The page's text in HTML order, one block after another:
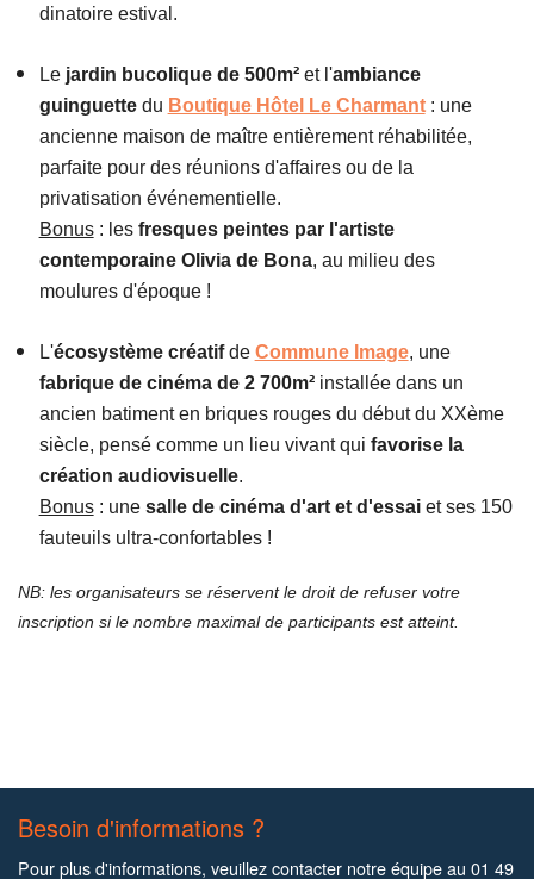
dinatoire estival.
Le jardin bucolique de 500m²et l'ambiance
guinguettedu Boutique Hôtel Le Charmant: une
ancienne maison de maître entièrement réhabilitée,
parfaite pour des réunions d'affaires ou de la
privatisation événementielle.
Bonus: les fresques peintes par l'artiste
contemporaine Olivia de Bona, au milieu des
moulures d'époque !
L'écosystème créatifde Commune Image, une
fabrique de cinéma de 2 700m²installée dans un
ancien batiment en briques rouges du début du XXème
siècle, pensé comme un lieu vivant qui favorise la
création audiovisuelle.
Bonus: une salle de cinéma d'art et d'essai et ses 150
fauteuils ultra-confortables !
NB: les organisateurs se réservent le droit de refuser votre
inscription si le nombre maximal de participants est atteint.
Besoin d'informations ?
Pour plus d'informations, veuillez contacter notre équipe au 01 49